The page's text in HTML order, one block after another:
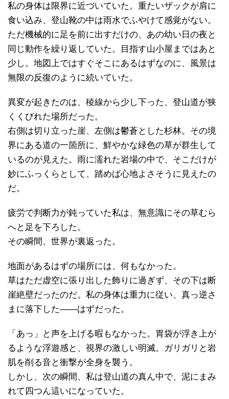
私の身体は限界に近づいていた。重たいザックが肩に
食い込み、登山靴の中は雨水でふやけて感覚がない。
ただ機械的に足を前に出すだけの、あの幼い日の夜と
同じ動作を繰り返していた。目指す山小屋まではあと
少し。地図上ではすぐそこにあるはずなのに、風景は
無限の反復のように続いていた。
異変が起きたのは、稜線から少し下った、登山道が狭
くくびれた場所だった。
右側は切り立った崖、左側は鬱蒼とした杉林。その境
界にある道の一箇所に、鮮やかな緑色の草が群生して
いるのが見えた。雨に濡れた岩場の中で、そこだけが
妙にふっくらとして、踏めば心地よさそうに見えたの
だ。
疲労で判断力が鈍っていた私は、無意識にその草むら
へと足を下ろした。
その瞬間、世界が裏返った。
地面があるはずの場所には、何もなかった。
草はただ虚空に張り出した飾りに過ぎず、その下は断
崖絶壁だったのだ。私の身体は重力に従い、真っ逆さ
まに落下した——はずだった。
「あっ」と声を上げる暇もなかった。胃袋が浮き上が
るような浮遊感と、視界の激しい明滅。ガリガリと岩
肌を削る音と衝撃が全身を襲う。
しかし、次の瞬間、私は登山道の真ん中で、泥にまみ
れて四つん這いになっていた。